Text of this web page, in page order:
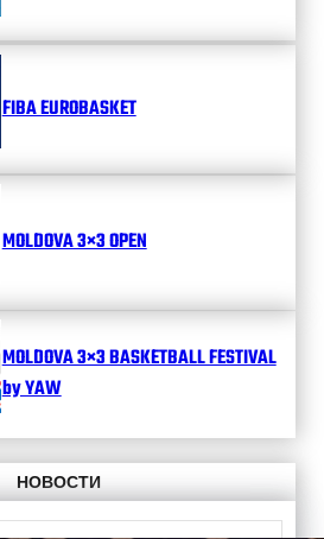
FIBA EUROBASKET
MOLDOVA 3×3 OPEN
MOLDOVA 3×3 BASKETBALL FESTIVAL
by YAW
НОВОСТИ